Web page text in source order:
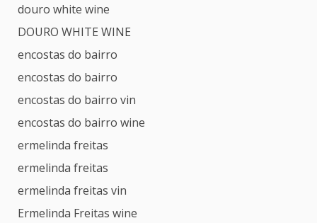
douro white wine
DOURO WHITE WINE
encostas do bairro
encostas do bairro
encostas do bairro vin
encostas do bairro wine
ermelinda freitas
ermelinda freitas
ermelinda freitas vin
Ermelinda Freitas wine